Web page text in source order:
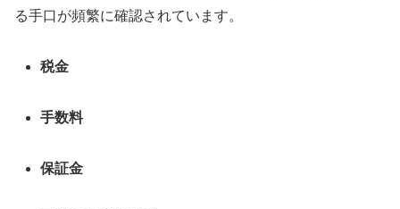
る手口が頻繁に確認されています。
税金
手数料
保証金